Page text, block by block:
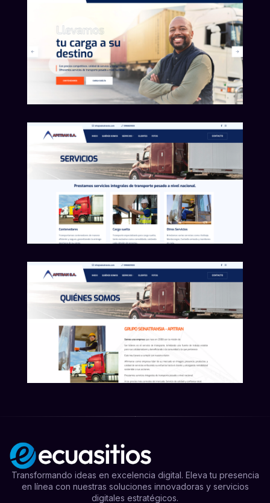
Transformando ideas en excelencia digital. Eleva tu presencia
en línea con nuestras soluciones innovadoras y servicios
digitales estratégicos.